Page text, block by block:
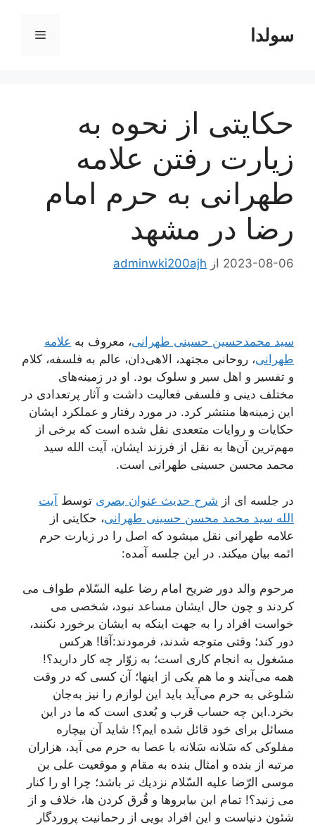
محتواسولدا فهرست
حکایتی از نحوه به
زیارت رفتن علامه
طهرانی به حرم امام
رضا در مشهد
2023-08-06 از adminwki200ajh
سید محمدحسین حسینی طهرانی، معروف به علامه
طهرانی، روحانی مجتهد، الاهی‌دان، عالم به فلسفه، کلام
و تفسیر و اهل سیر و سلوک بود. او در زمینه‌های
مختلف دینی و فلسفی فعالیت داشت و آثار پرتعدادی در
این زمینه‌ها منتشر کرد. در مورد رفتار و عملکرد ایشان
حکایات و روایات متععدی نقل شده است که برخی از
مهم‌ترین آن‌ها به نقل از فرزند ایشان، آیت الله سید
محمد محسن حسینی طهرانی است.
در جلسه ای از شرح حدیث عنوان بصری توسط آیت
الله سید محمد محسن حسینی طهرانی، حکایتی از
علامه طهرانی نقل میشود که اصل را در زیارت حرم
ائمه بیان میکند. در این جلسه آمده:
مرحوم والد دور ضریح امام رضا علیه السّلام طواف می
كردند و چون حال ایشان مساعد نبود، شخصی می
خواست افراد را به جهت اینكه به ایشان برخورد نكنند،
دور كند؛ وقتی متوجه شدند، فرمودند:آقا! هركس
مشغول به انجام كاری است؛ به زوّار چه كار دارید؟!
همه می‌آیند و ما هم یكی از اینها؛ آن كسی كه در وقت
شلوغی به حرم می‌آید باید این لوازم را نیز به‌جان
بخرد.این چه حساب قرب و بُعدی است كه ما در این
مسائل برای خود قائل شده ایم؟! شاید آن بیچاره
مفلوكی كه سَلانه سَلانه با عصا به حرم می آید، هزاران
مرتبه از بنده و امثال بنده به مقام و موقعیت علی بن
موسی الرّضا علیه السّلام نزدیك تر باشد؛ چرا او را كنار
می زنید؟! تمام این بیابروها و قُرق كردن ها، خلاف و از
شئون دنیاست و این افراد بویی از رحمانیت پروردگار